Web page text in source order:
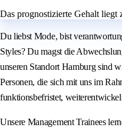
Das prognostizierte Gehalt
Du liebst Mode, bist
Styles? Du magst die
unseren Standort Hamburg sind
Personen, die sich mit uns im
funktionsbefristet,
Unsere Management Trainees